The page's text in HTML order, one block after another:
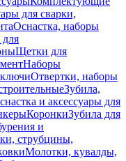
для сварки,
Оснастка, наборы
Щетки для
Наборы
Отвертки, наборы
Зубила,
и аксессуары для
КоронкиЗубила для
и
струбцины,
Молотки, кувалды,